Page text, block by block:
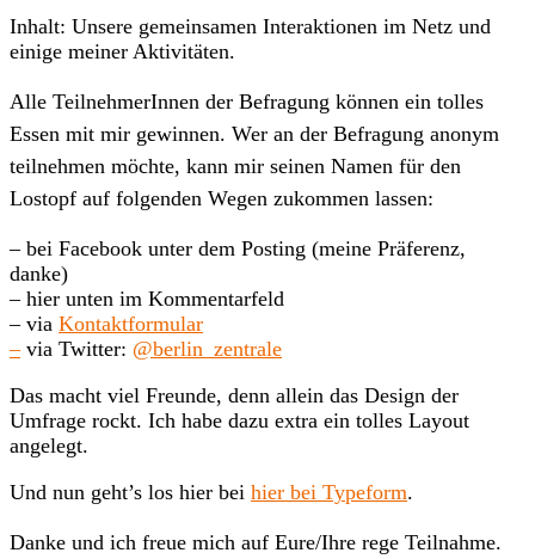
Inhalt: Unsere gemeinsamen Interaktionen im Netz und
einige meiner Aktivitäten.
Alle TeilnehmerInnen der Befragung können ein tolles
Essen mit mir gewinnen. Wer an der Befragung anonym
teilnehmen möchte, kann mir seinen Namen für den
Lostopf auf folgenden Wegen zukommen lassen:
– bei Facebook unter dem Posting (meine Präferenz,
danke)
– hier unten im Kommentarfeld
– via Kontaktformular
–via Twitter: @berlin_zentrale
Das macht viel Freunde, denn allein das Design der
Umfrage rockt. Ich habe dazu extra ein tolles Layout
angelegt.
Und nun geht’s los hier bei hier bei Typeform.
Danke und ich freue mich auf Eure/Ihre rege Teilnahme.